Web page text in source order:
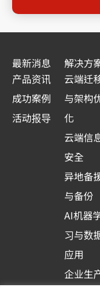
最新消息
产品资讯
成功案例
活动报导
解决方
云端迁
与架构
化
云端信
安全
异地备
与备份
AI机器
习与数
应用
企业生